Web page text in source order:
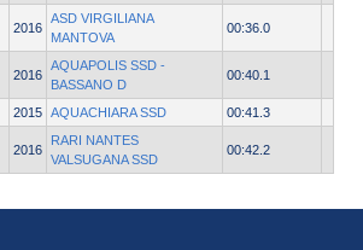
2016
ASD VIRGILIANA
MANTOVA
00:36.0
2016
AQUAPOLIS SSD -
BASSANO D
00:40.1
2015 AQUACHIARA SSD 00:41.3
2016
RARI NANTES
VALSUGANA SSD
00:42.2